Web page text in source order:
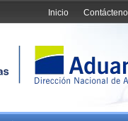
Inicio